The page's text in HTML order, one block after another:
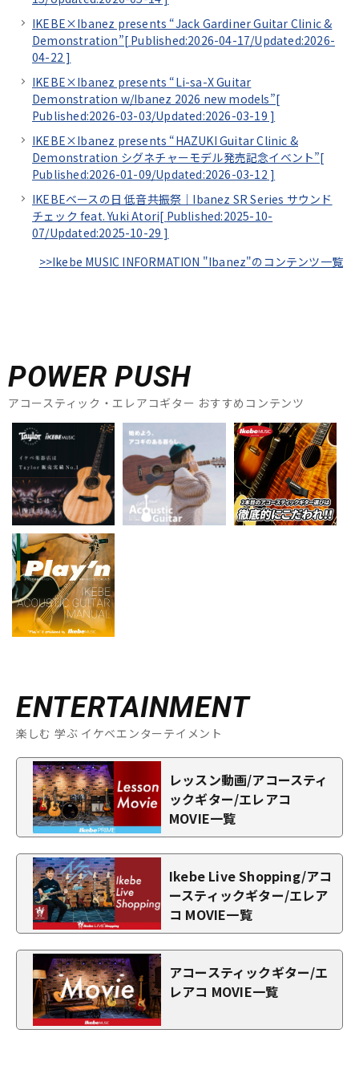
IKEBE×Ibanez presents “Jack Gardiner Guitar Clinic &
Demonstration”[ Published:2026-04-17/Updated:2026-
04-22 ]
IKEBE×Ibanez presents “Li-sa-X Guitar
Demonstration w/Ibanez 2026 new models”[
Published:2026-03-03/Updated:2026-03-19 ]
IKEBE×Ibanez presents “HAZUKI Guitar Clinic &
Demonstration シグネチャーモデル発売記念イベント”[
Published:2026-01-09/Updated:2026-03-12 ]
IKEBEベースの日 低音共振祭｜Ibanez SR Series サウンド
チェック feat. Yuki Atori[ Published:2025-10-
07/Updated:2025-10-29 ]
>>Ikebe MUSIC INFORMATION "Ibanez"のコンテンツ一覧
POWER PUSH
アコースティック・エレアコギター おすすめコンテンツ
ENTERTAINMENT
楽しむ 学ぶ イケベエンターテイメント
レッスン動画/アコースティ
ックギター/エレアコ
MOVIE一覧
Ikebe Live Shopping/アコ
ースティックギター/エレア
コ MOVIE一覧
アコースティックギター/エ
レアコ MOVIE一覧